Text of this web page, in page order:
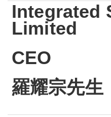
Integrated
Limited
CEO
羅耀宗先生